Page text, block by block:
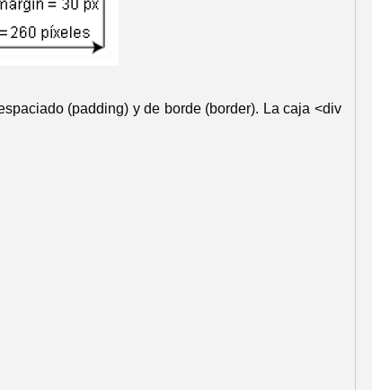
(padding) y de borde (border). La caja <div